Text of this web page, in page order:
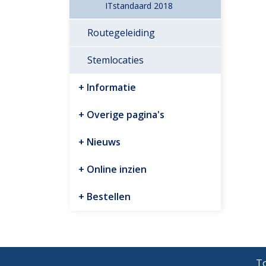
ITstandaard 2018
Routegeleiding
Stemlocaties
Informatie
Overige pagina's
Nieuws
Online inzien
Bestellen